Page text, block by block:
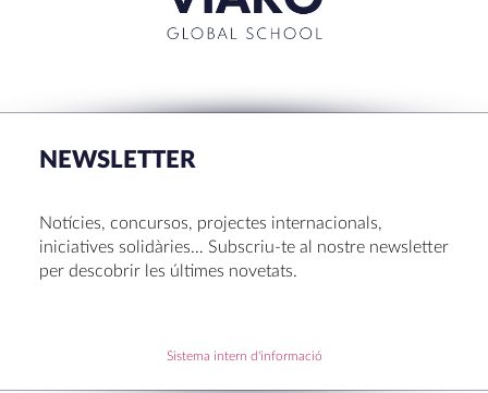
La Mostra d’Arts 2026
Congrés UNIV 2026
Oficis de Setmana Santa 2025
Premi al Pessebre d’Infantil 2024
RECENT COMMENTS
NEWSLETTER
Notícies, concursos, projectes internacionals,
iniciatives solidàries… Subscriu-te al nostre newsletter
per descobrir les últimes novetats.
Sistema intern d'informació